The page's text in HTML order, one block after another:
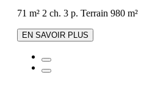
71 m² 2 ch. 3 p. Terrain 980 m²
EN SAVOIR PLUS